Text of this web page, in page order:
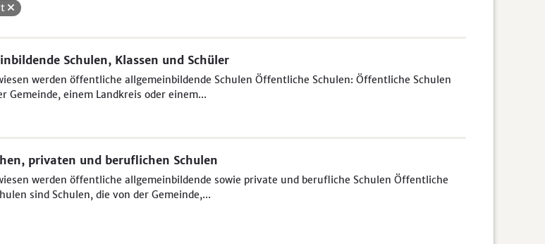
Schulen, Klassen und Schüler
werden öffentliche allgemeinbildende Schulen Öffentliche Schulen: Öffentliche Schulen
Gemeinde, einem Landkreis oder einem...
privaten und beruflichen Schulen
werden öffentliche allgemeinbildende sowie private und berufliche Schulen Öffentliche
sind Schulen, die von der Gemeinde,...